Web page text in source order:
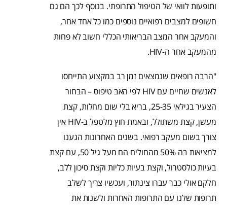
ותופעות לוואי של הטיפול התרופתי. בנוסף לכך הם גם
חשופים למצבים רפואיים נוספים כמו כל אחד אחר,
והמעקב אחר המצב הבריאותי הכללי חשוב לא פחות
מהמעקב אחר ה-HIV.
"הרבה רופאים שנמצאים זמן רב במקצוע התייחסו
לאנשים שחיים עם HIV לפי האב טיפוס – הבחור
הצעיר בגילאי 25-35, בריא בלי שום מחלות, קצת
מעשן, קצת משתולל, ובאמת חוץ מלטפל ב-HIV אין
צורך בשום מעקב רפואי. בשנים האחרונות הגענו
למציאות בה 50% מהחולים הם מעל גיל 50, עם קצת
בעיות כולסטרול, וקצת בעיות כליות וקצת סיכון ללב,
חלקם אולי כבר עברו צינתור, ועכשיו צריך לשלב
תרופות שלנו עם התרופות האחרות ולשנות את